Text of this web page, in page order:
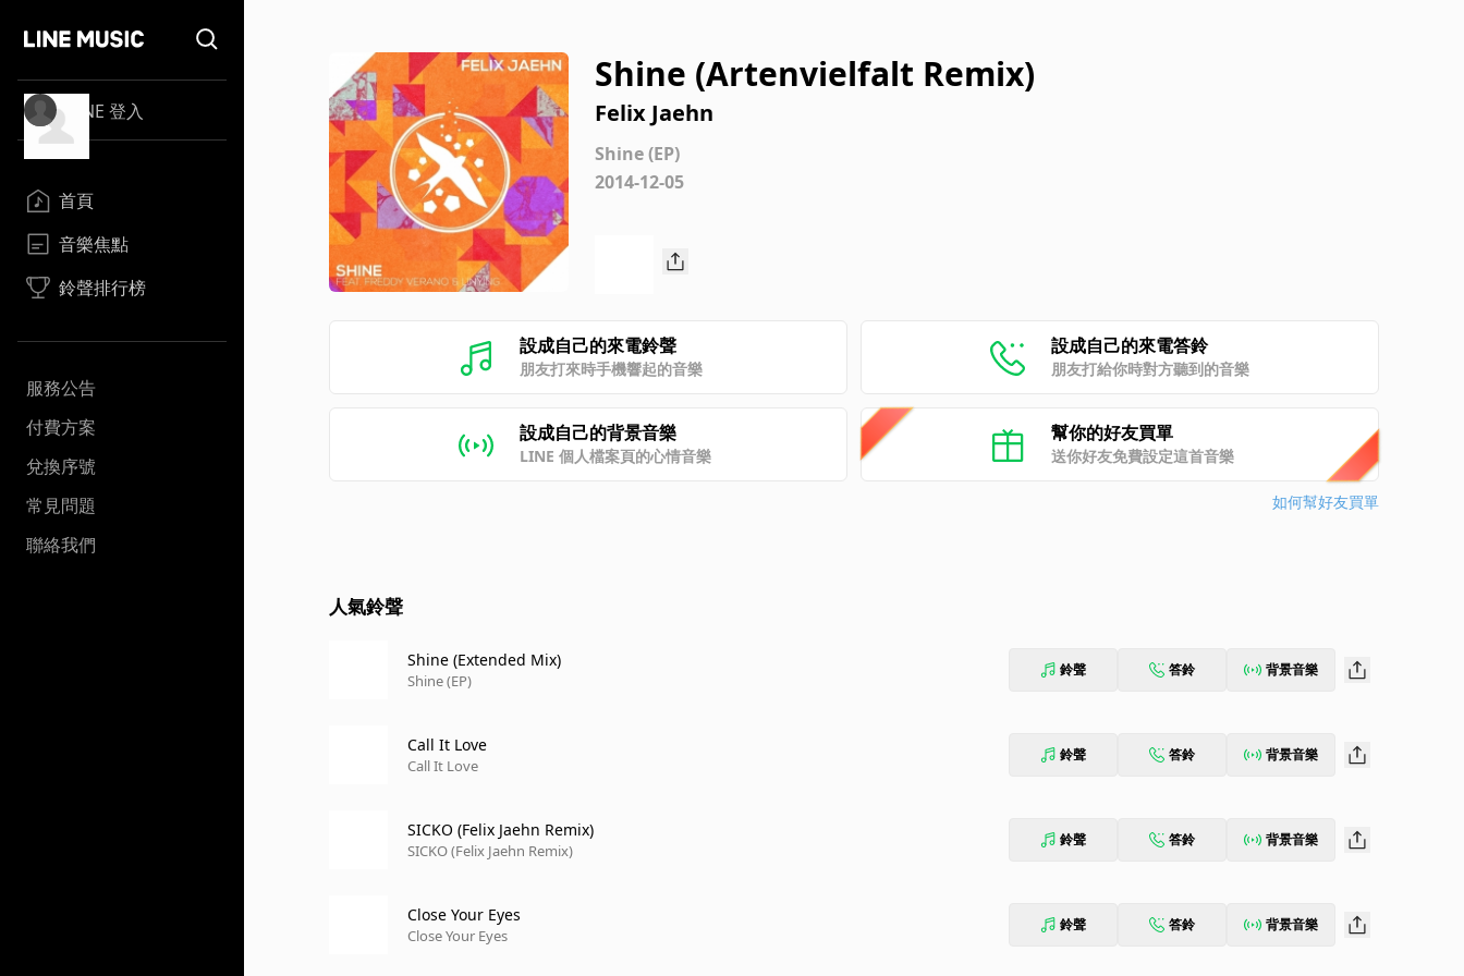
LINE 登入
首頁
音樂焦點
鈴聲排行榜
服務公告
付費方案
兌換序號
常見問題
聯絡我們
Shine (Artenvielfalt Remix)
Felix Jaehn
Shine (EP)
2014-12-05
設成自己的來電鈴聲
朋友打來時手機響起的音樂
設成自己的來電答鈴
朋友打給你時對方聽到的音樂
設成自己的背景音樂
LINE 個人檔案頁的心情音樂
幫你的好友買單
送你好友免費設定這首音樂
如何幫好友買單
人氣鈴聲
Shine (Extended Mix)
Shine (EP)
鈴聲 答鈴 背景音樂
Call It Love
Call It Love
鈴聲 答鈴 背景音樂
SICKO (Felix Jaehn Remix)
SICKO (Felix Jaehn Remix)
鈴聲 答鈴 背景音樂
Close Your Eyes
Close Your Eyes
鈴聲 答鈴 背景音樂